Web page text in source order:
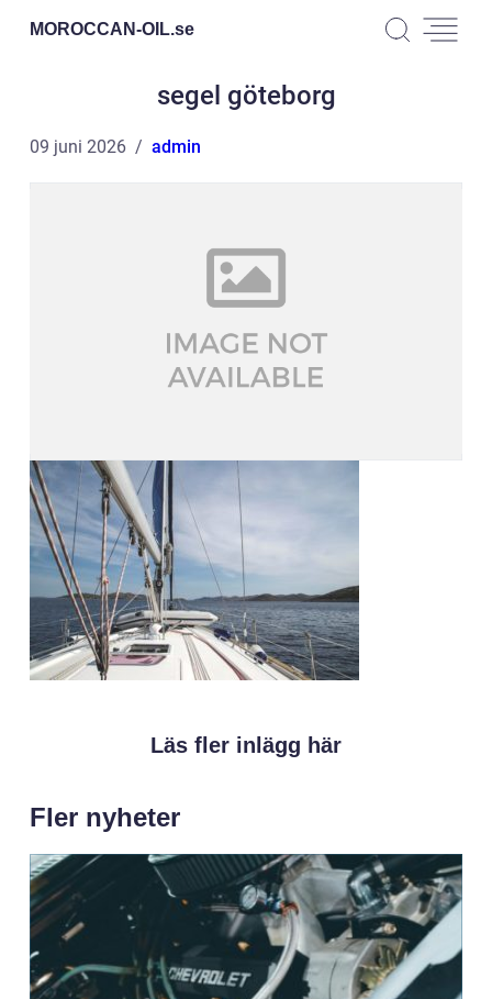
MOROCCAN-OIL.se
segel göteborg
09 juni 2026 admin
Läs fler inlägg här
Fler nyheter